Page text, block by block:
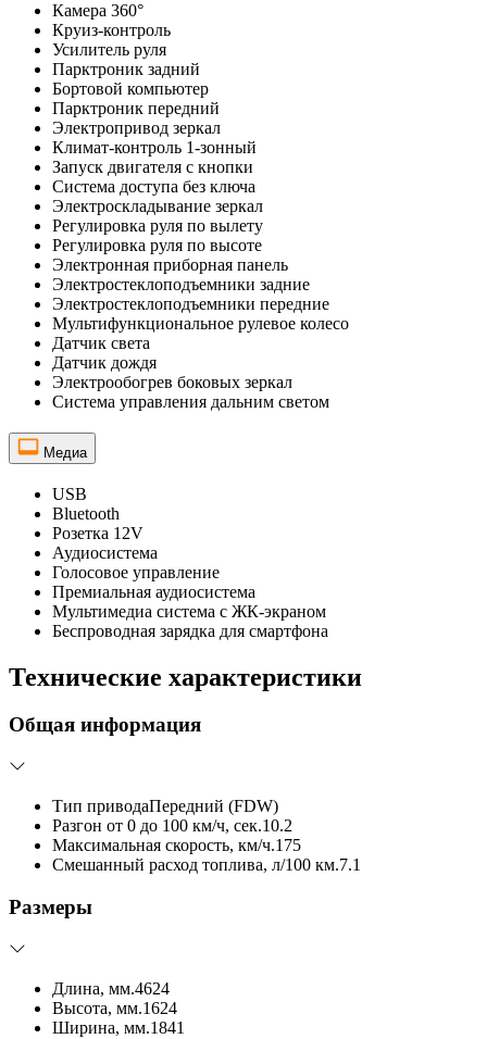
Камера 360°
Круиз-контроль
Усилитель руля
Парктроник задний
Бортовой компьютер
Парктроник передний
Электропривод зеркал
Климат-контроль 1-зонный
Запуск двигателя с кнопки
Система доступа без ключа
Электроскладывание зеркал
Регулировка руля по вылету
Регулировка руля по высоте
Электронная приборная панель
Электростеклоподъемники задние
Электростеклоподъемники передние
Мультифункциональное рулевое колесо
Датчик света
Датчик дождя
Электрообогрев боковых зеркал
Система управления дальним светом
Медиа
USB
Bluetooth
Розетка 12V
Аудиосистема
Голосовое управление
Премиальная аудиосистема
Мультимедиа система с ЖК-экраном
Беспроводная зарядка для смартфона
Технические характеристики
Общая информация
Тип приводаПередний (FDW)
Разгон от 0 до 100 км/ч, сек.10.2
Максимальная скорость, км/ч.175
Смешанный расход топлива, л/100 км.7.1
Размеры
Длина, мм.4624
Высота, мм.1624
Ширина, мм.1841